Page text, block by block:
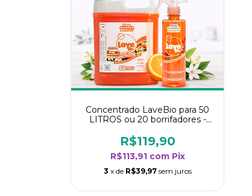
Concentrado LaveBio para 50
LITROS ou 20 borrifadores -
- Flor de Laranjeira
R$119,90
R$113,91 com Pix
3 x de R$39,97 sem juros